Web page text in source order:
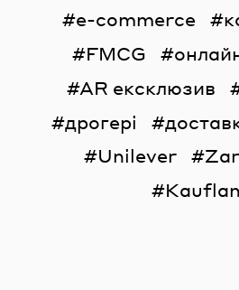
e-commerce
FMCG
AR ексклюзив
дрогері
Unilever